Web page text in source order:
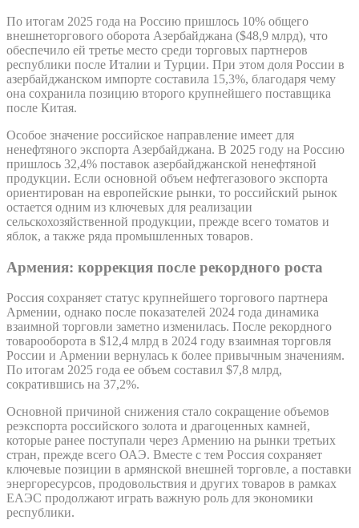
По итогам 2025 года на Россию пришлось 10% общего
внешнеторгового оборота Азербайджана ($48,9 млрд), что
обеспечило ей третье место среди торговых партнеров
республики после Италии и Турции. При этом доля России в
азербайджанском импорте составила 15,3%, благодаря чему
она сохранила позицию второго крупнейшего поставщика
после Китая.
Особое значение российское направление имеет для
ненефтяного экспорта Азербайджана. В 2025 году на Россию
пришлось 32,4% поставок азербайджанской ненефтяной
продукции. Если основной объем нефтегазового экспорта
ориентирован на европейские рынки, то российский рынок
остается одним из ключевых для реализации
сельскохозяйственной продукции, прежде всего томатов и
яблок, а также ряда промышленных товаров.
Армения: коррекция после рекордного роста
Россия сохраняет статус крупнейшего торгового партнера
Армении, однако после показателей 2024 года динамика
взаимной торговли заметно изменилась. После рекордного
товарооборота в $12,4 млрд в 2024 году взаимная торговля
России и Армении вернулась к более привычным значениям.
По итогам 2025 года ее объем составил $7,8 млрд,
сократившись на 37,2%.
Основной причиной снижения стало сокращение объемов
реэкспорта российского золота и драгоценных камней,
которые ранее поступали через Армению на рынки третьих
стран, прежде всего ОАЭ. Вместе с тем Россия сохраняет
ключевые позиции в армянской внешней торговле, а поставки
энергоресурсов, продовольствия и других товаров в рамках
ЕАЭС продолжают играть важную роль для экономики
республики.